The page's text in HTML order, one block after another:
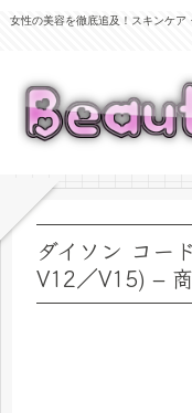
女性の美容を徹底追及！スキンケ
ダイソン コー
V12／V15) –